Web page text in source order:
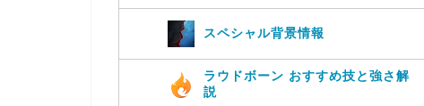
スペシャル背景情報
ラウドボーン おすすめ技と強さ解
説